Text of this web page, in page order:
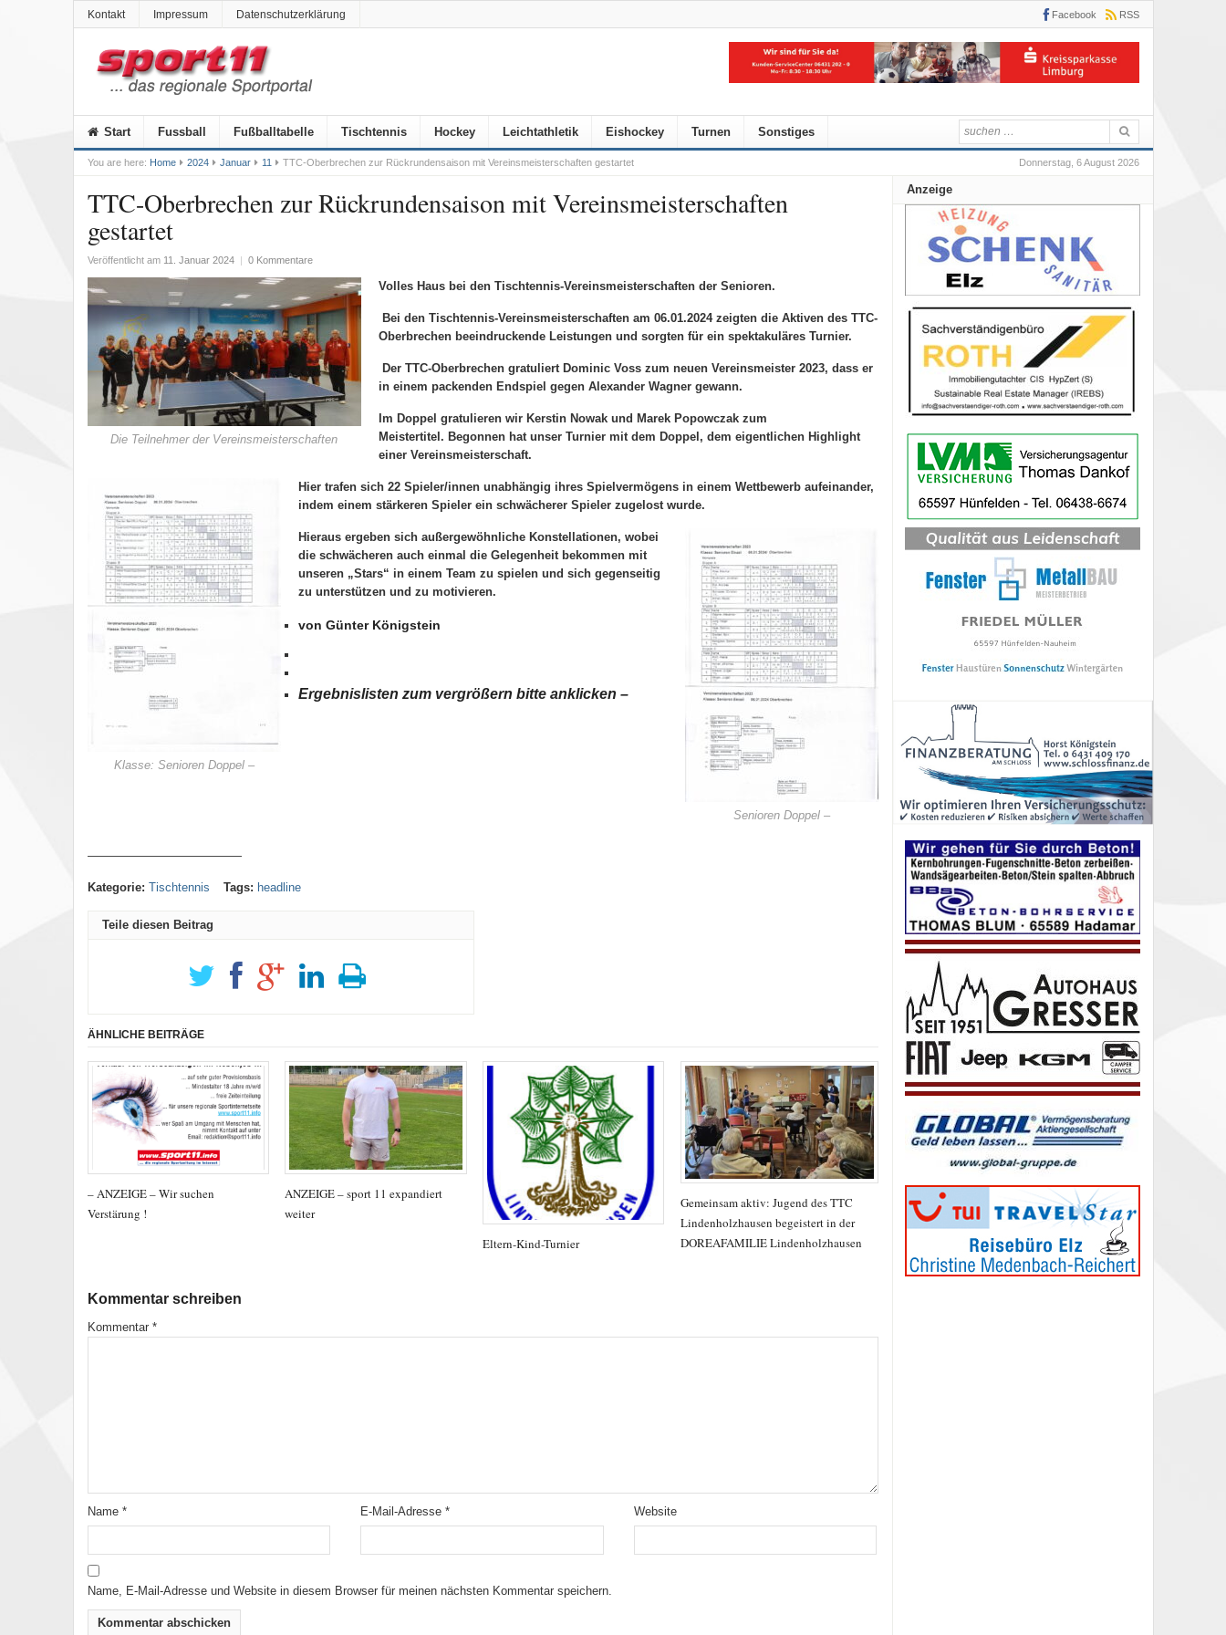
Kontakt Impressum Datenschutzerklärung Facebook RSS
Start Fussball Fußballtabelle Tischtennis Hockey Leichtathletik Eishockey Turnen Sonstiges
Donnerstag, 6 August 2026
You are here: Home 2024 Januar 11 TTC-Oberbrechen zur Rückrundensaison mit Vereinsmeisterschaften gestartet
TTC-Oberbrechen zur Rückrundensaison mit Vereinsmeisterschaften
gestartet
Veröffentlicht am 11. Januar 2024 | 0 Kommentare
Die Teilnehmer der Vereinsmeisterschaften
Volles Haus bei den Tischtennis-Vereinsmeisterschaften der Senioren.
Bei den Tischtennis-Vereinsmeisterschaften am 06.01.2024 zeigten die Aktiven des TTC-
Oberbrechen beeindruckende Leistungen und sorgten für ein spektakuläres Turnier.
Der TTC-Oberbrechen gratuliert Dominic Voss zum neuen Vereinsmeister 2023, dass er
in einem packenden Endspiel gegen Alexander Wagner gewann.
Im Doppel gratulieren wir Kerstin Nowak und Marek Popowczak zum
Meistertitel. Begonnen hat unser Turnier mit dem Doppel, dem eigentlichen Highlight
einer Vereinsmeisterschaft.
Klasse: Senioren Doppel –
Hier trafen sich 22 Spieler/innen unabhängig ihres Spielvermögens in einem Wettbewerb aufeinander,
indem einem stärkeren Spieler ein schwächerer Spieler zugelost wurde.
Senioren Doppel –
Hieraus ergeben sich außergewöhnliche Konstellationen, wobei
die schwächeren auch einmal die Gelegenheit bekommen mit
unseren „Stars“ in einem Team zu spielen und sich gegenseitig
zu unterstützen und zu motivieren.
von Günter Königstein
Ergebnislisten zum vergrößern bitte anklicken –
—————————————
Kategorie: Tischtennis Tags: headline
Teile diesen Beitrag
ÄHNLICHE BEITRÄGE
– ANZEIGE – Wir suchen
Verstärung !
ANZEIGE – sport 11 expandiert
weiter
Eltern-Kind-Turnier
Gemeinsam aktiv: Jugend des TTC
Lindenholzhausen begeistert in der
DOREAFAMILIE Lindenholzhausen
Kommentar schreiben
Kommentar *
Name * E-Mail-Adresse* Website
Name, E-Mail-Adresse und Website in diesem Browser für meinen nächsten Kommentar speichern.
Anzeige